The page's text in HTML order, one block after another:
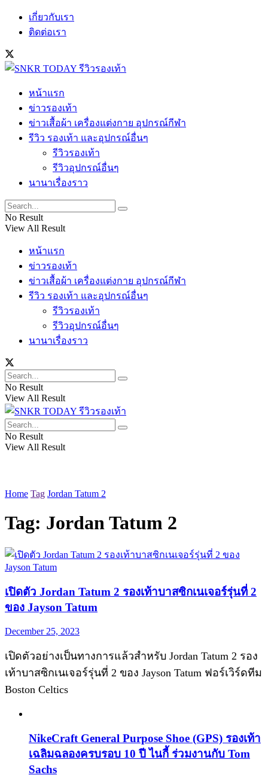
เกี่ยวกับเรา
ติดต่อเรา
หน้าแรก
ข่าวรองเท้า
ข่าวเสื้อผ้า เครื่องแต่งกาย อุปกรณ์กีฬา
รีวิว รองเท้า และอุปกรณ์อื่นๆ
รีวิวรองเท้า
รีวิวอุปกรณ์อื่นๆ
นานาเรื่องราว
No Result
View All Result
หน้าแรก
ข่าวรองเท้า
ข่าวเสื้อผ้า เครื่องแต่งกาย อุปกรณ์กีฬา
รีวิว รองเท้า และอุปกรณ์อื่นๆ
รีวิวรองเท้า
รีวิวอุปกรณ์อื่นๆ
นานาเรื่องราว
No Result
View All Result
No Result
View All Result
Home Tag Jordan Tatum 2
Tag: Jordan Tatum 2
เปิดตัว Jordan Tatum 2 รองเท้าบาสซิกเนเจอร์รุ่นที่ 2
ของ Jayson Tatum
December 25, 2023
เปิดตัวอย่างเป็นทางการแล้วสำหรับ Jordan Tatum 2 รอง
เท้าบาสซิกเนเจอร์รุ่นที่ 2 ของ Jayson Tatum ฟอร์เวิร์ดทีม
Boston Celtics
NikeCraft General Purpose Shoe (GPS) รองเท้า
เฉลิมฉลองครบรอบ 10 ปี ไนกี้ ร่วมงานกับ Tom
Sachs